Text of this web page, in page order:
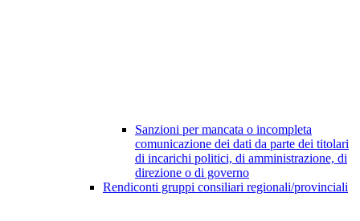
Sanzioni per mancata o incompleta
comunicazione dei dati da parte dei titolari
di incarichi politici, di amministrazione, di
direzione o di governo
Rendiconti gruppi consiliari regionali/provinciali